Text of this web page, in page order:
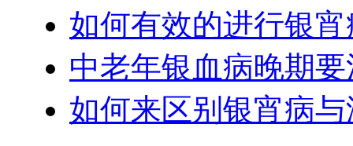
如何有效的进行银
中老年银血病晚期
如何来区别银宵病